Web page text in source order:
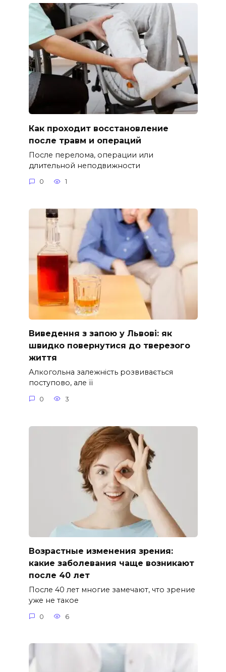
Как проходит восстановление
после травм и операций
После перелома, операции или
длительной неподвижности
0 1
Виведення з запою у Львові: як
швидко повернутися до тверезого
життя
Алкогольна залежність розвивається
поступово, але її
0 3
Возрастные изменения зрения:
какие заболевания чаще возникают
после 40 лет
После 40 лет многие замечают, что зрение
уже не такое
0 6